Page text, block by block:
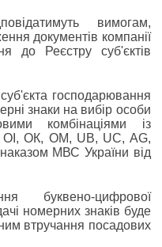
вимогам,
документів компанії
до Реєстру суб'єктів
господарювання
знаки на вибір особи
комбінаціями із
ОК, ОМ, UB, UC, AG,
МВС України від
буквено-цифрової
номерних знаків буде
втручання посадових